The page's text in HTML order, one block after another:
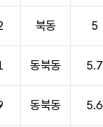
북동 5
동북동 5.7
동북동 5.6